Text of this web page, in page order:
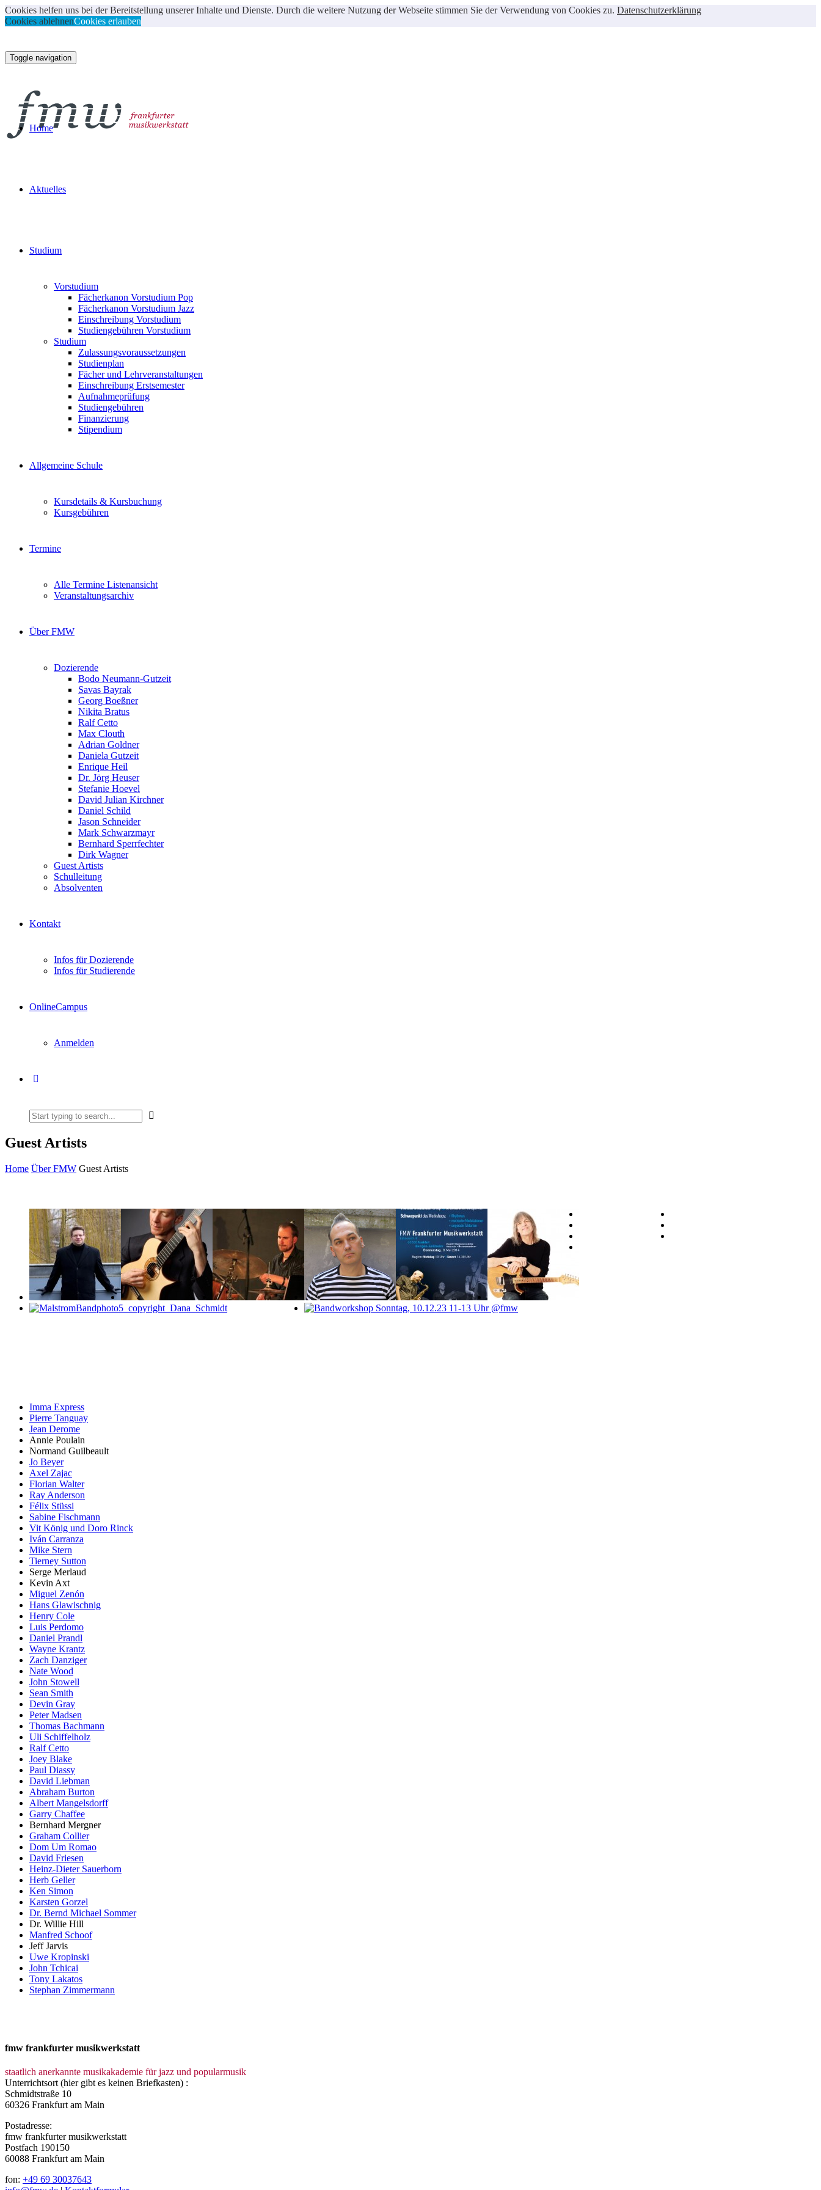
Cookies helfen uns bei der Bereitstellung unserer Inhalte und Dienste. Durch die weitere Nutzung der Webseite stimmen Sie der Verwendung von Cookies zu. Datenschutzerklärung
Cookies ablehnenCookies erlauben
Toggle navigation
Home
Aktuelles
Studium
Vorstudium
Fächerkanon Vorstudium Pop
Fächerkanon Vorstudium Jazz
Einschreibung Vorstudium
Studiengebühren Vorstudium
Studium
Zulassungsvoraussetzungen
Studienplan
Fächer und Lehrveranstaltungen
Einschreibung Erstsemester
Aufnahmeprüfung
Studiengebühren
Finanzierung
Stipendium
Allgemeine Schule
Kursdetails & Kursbuchung
Kursgebühren
Termine
Alle Termine Listenansicht
Veranstaltungsarchiv
Über FMW
Dozierende
Bodo Neumann-Gutzeit
Savas Bayrak
Georg Boeßner
Nikita Bratus
Ralf Cetto
Max Clouth
Adrian Goldner
Daniela Gutzeit
Enrique Heil
Dr. Jörg Heuser
Stefanie Hoevel
David Julian Kirchner
Daniel Schild
Jason Schneider
Mark Schwarzmayr
Bernhard Sperrfechter
Dirk Wagner
Guest Artists
Schulleitung
Absolventen
Kontakt
Infos für Dozierende
Infos für Studierende
OnlineCampus
Anmelden
Guest Artists
Home Über FMW Guest Artists
Imma Express
Pierre Tanguay
Jean Derome
Annie Poulain
Normand Guilbeault
Jo Beyer
Axel Zajac
Florian Walter
Ray Anderson
Félix Stüssi
Sabine Fischmann
Vit König und Doro Rinck
Iván Carranza
Mike Stern
Tierney Sutton
Serge Merlaud
Kevin Axt
Miguel Zenón
Hans Glawischnig
Henry Cole
Luis Perdomo
Daniel Prandl
Wayne Krantz
Zach Danziger
Nate Wood
John Stowell
Sean Smith
Devin Gray
Peter Madsen
Thomas Bachmann
Uli Schiffelholz
Ralf Cetto
Joey Blake
Paul Diassy
David Liebman
Abraham Burton
Albert Mangelsdorff
Garry Chaffee
Bernhard Mergner
Graham Collier
Dom Um Romao
David Friesen
Heinz-Dieter Sauerborn
Herb Geller
Ken Simon
Karsten Gorzel
Dr. Bernd Michael Sommer
Dr. Willie Hill
Manfred Schoof
Jeff Jarvis
Uwe Kropinski
John Tchicai
Tony Lakatos
Stephan Zimmermann
fmw frankfurter musikwerkstatt
staatlich anerkannte musikakademie für jazz und popularmusik
Unterrichtsort (hier gibt es keinen Briefkasten) :
Schmidtstraße 10
60326 Frankfurt am Main
Postadresse:
fmw frankfurter musikwerkstatt
Postfach 190150
60088 Frankfurt am Main
fon: +49 69 30037643